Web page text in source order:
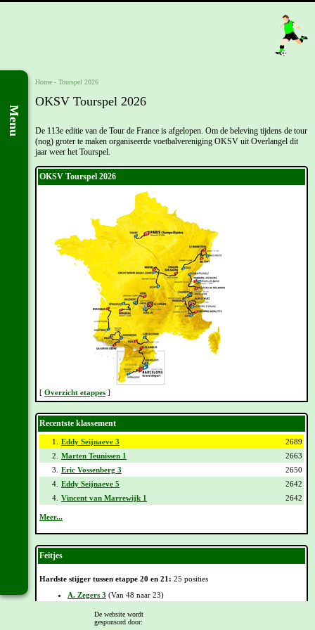
Menu
Home - Tourspel 2026
OKSV Tourspel 2026
De 113e editie van de Tour de France is afgelopen. Om de beleving tijdens de tour
(nog) groter te maken organiseerde voetbalvereniging OKSV uit Overlangel dit
jaar weer het Tourspel.
OKSV Tourspel 2026
[ Overzicht etappes ]
Recentste klassement
1. Eddy Seijnaeve 3
2689
2.
Marten Teunissen 1
2663
3.
Eric Vossenberg 3
2650
4. Eddy Seijnaeve 5
2642
4. Vincent van Marrewijk 1 2642
Meer...
Feitjes
Hardste stijger tussen etappe 20 en 21: 25 posities
A. Zegers 3 (Van 48 naar 23)
Hardste zakker tussen etappe 20 en 21:
Leon Tap 1(Van 51 naar 86)
De website wordt
gesponsord door: